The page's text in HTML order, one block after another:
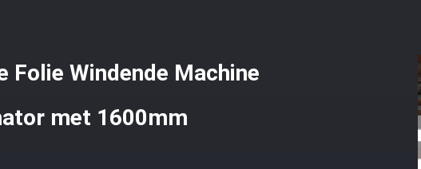
Folie Windende Machine
met 1600mm